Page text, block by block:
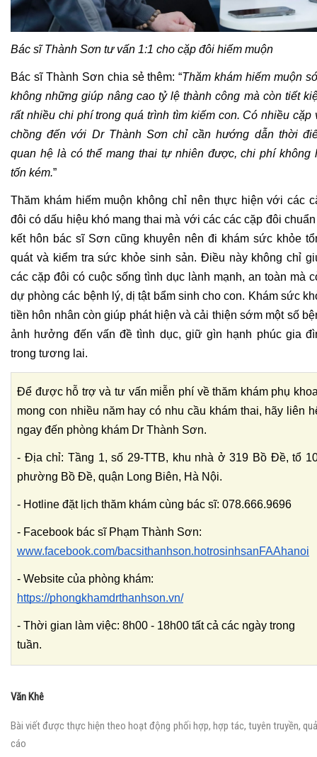
Bác sĩ Thành Sơn tư vấn 1:1 cho cặp đôi hiếm muộn
Bác sĩ Thành Sơn chia sẻ thêm: “Thăm khám hiếm muộn
không những giúp nâng cao tỷ lệ thành công mà còn tiết
rất nhiều chi phí trong quá trình tìm kiếm con. Có nhiều cặp
chồng đến với Dr Thành Sơn chỉ cần hướng dẫn thời
quan hệ là có thể mang thai tự nhiên được, chi phí không
tốn kém.”
Thăm khám hiếm muộn không chỉ nên thực hiện với các
đôi có dấu hiệu khó mang thai mà với các các cặp đôi
kết hôn bác sĩ Sơn cũng khuyên nên đi khám sức khỏe
quát và kiểm tra sức khỏe sinh sản. Điều này không chỉ
các cặp đôi có cuộc sống tình dục lành mạnh, an toàn mà
dự phòng các bệnh lý, dị tật bẩm sinh cho con. Khám sức
tiền hôn nhân còn giúp phát hiện và cải thiện sớm một số
ảnh hưởng đến vấn đề tình dục, giữ gìn hạnh phúc gia
trong tương lai.
Để được hỗ trợ và tư vấn miễn phí về thăm khám phụ
mong con nhiều năm hay có nhu cầu khám thai, hãy liên
ngay đến phòng khám Dr Thành Sơn.
- Địa chỉ: Tầng 1, số 29-TTB, khu nhà ở 319 Bồ Đề, tổ
phường Bồ Đề, quận Long Biên, Hà Nội.
- Hotline đặt lịch thăm khám cùng bác sĩ: 078.666.9696
www.facebook.com/bacsithanhson.hotrosinhsanFAAhanoi
https://phongkhamdrthanhson.vn/
- Thời gian làm việc: 8h00 - 18h00 tất cả các ngày trong
tuần.
Văn Khê
Bài viết được thực hiện theo hoạt động phối hợp, hợp tác, tuyên truyền,
cáo